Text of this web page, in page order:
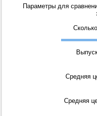
Параметры для
Средняя
Средняя